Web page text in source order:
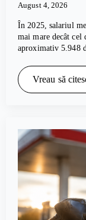
August 4, 2026
În 2025, salariul
mai mare decât
aproximativ 5.948
Vreau să